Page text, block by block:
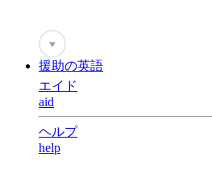
♥
援助の英語
エイド
aid
ヘルプ
help